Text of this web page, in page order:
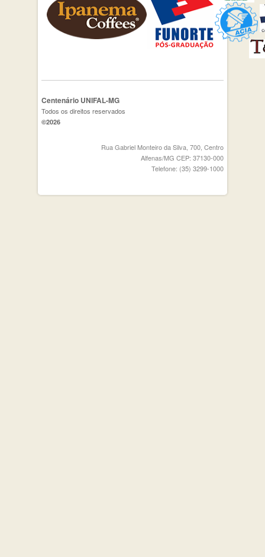
Centenário UNIFAL-MG
Todos os direitos reservados
©2026
Rua Gabriel Monteiro da Silva, 700, Centro
Alfenas/MG CEP: 37130-000
Telefone: (35) 3299-1000